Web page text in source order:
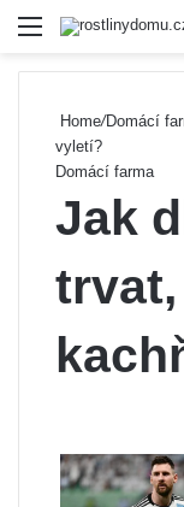
Menu
Home/Domácí
vyletí?
Domácí farma
Jak